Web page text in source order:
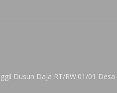
Dusun Daja RT/RW.01/01